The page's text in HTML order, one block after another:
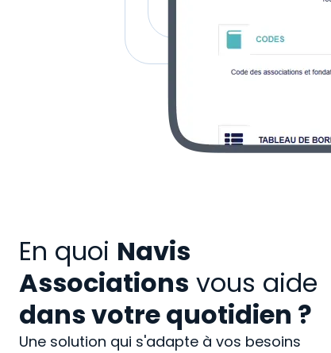
En quoi Navis
Associations vous aide
dans votre quotidien ?
Une solution qui s'adapte à vos besoins